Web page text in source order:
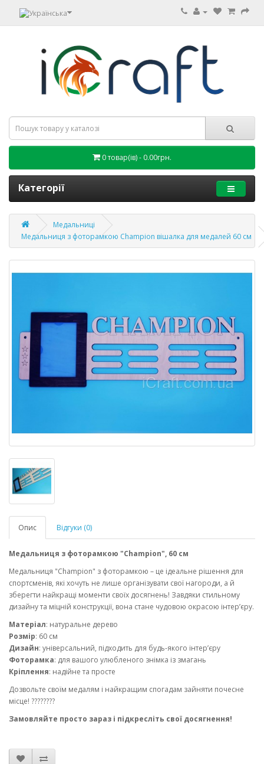
0 товар(ів) - 0.00грн.
Категорії
Медальниці
Медальниця з фоторамкою Champion вішалка для медалей 60 см
Опис Відгуки (0)
Медальниця з фоторамкою "Champion", 60 см
Медальниця "Champion" з фоторамкою – це ідеальне рішення для
спортсменів, які хочуть не лише організувати свої нагороди, а й
зберегти найкращі моменти своїх досягнень! Завдяки стильному
дизайну та міцній конструкції, вона стане чудовою окрасою інтер’єру.
Матеріал: натуральне дерево
Розмір: 60 см
Дизайн: універсальний, підходить для будь-якого інтер’єру
Фоторамка: для вашого улюбленого знімка із змагань
Кріплення: надійне та просте
Дозвольте своїм медалям і найкращим спогадам зайняти почесне
місце! ????????
Замовляйте просто зараз і підкресліть свої досягнення!